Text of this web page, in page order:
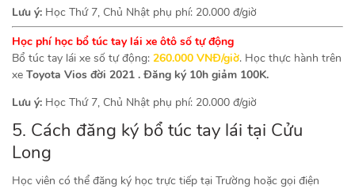
Lưu ý: Học Thứ 7, Chủ Nhật phụ phí: 20.000 đ/giờ
Học phí học bổ túc tay lái xe ôtô số tự động
Bổ túc tay lái xe số tự động: 260.000 VNĐ/giờ. Học thực hành trên
xe Toyota Vios đời 2021 . Đăng ký 10h giảm 100K.
Lưu ý: Học Thứ 7, Chủ Nhật phụ phí: 20.000 đ/giờ
5. Cách đăng ký bổ túc tay lái tại Cửu
Long
Học viên có thể đăng ký học trực tiếp tại Trường hoặc gọi điện